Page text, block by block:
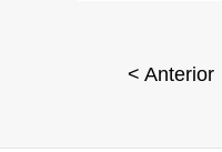
< Anterior